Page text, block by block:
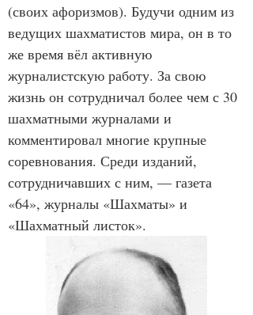
(своих афоризмов). Будучи одним из
ведущих шахматистов мира, он в то
же время вёл активную
журналистскую работу. За свою
жизнь он сотрудничал более чем с 30
шахматными журналами и
комментировал многие крупные
соревнования. Среди изданий,
сотрудничавших с ним, — газета
«64», журналы «Шахматы» и
«Шахматный листок».